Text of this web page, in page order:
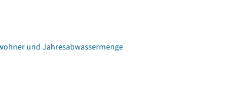
und Jahresabwassermenge